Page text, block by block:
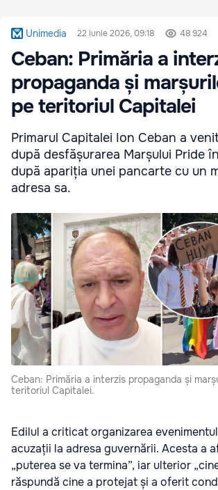
Unimedia 22 iunie 2026, 09:18 48 924
Ceban: Primăria a
propaganda și
pe teritoriul Capitalei
Primarul Capitalei Ion Ceban a
după desfășurarea Marșului Pride
după apariția unei pancarte cu un
adresa sa.
Ceban: Primăria a interzis propaganda și
teritoriul Capitalei.
Edilul a criticat organizarea
acuzații la adresa guvernării. Acesta a
„puterea se va termina”, iar ulterior
răspundă cine a protejat și a oferit